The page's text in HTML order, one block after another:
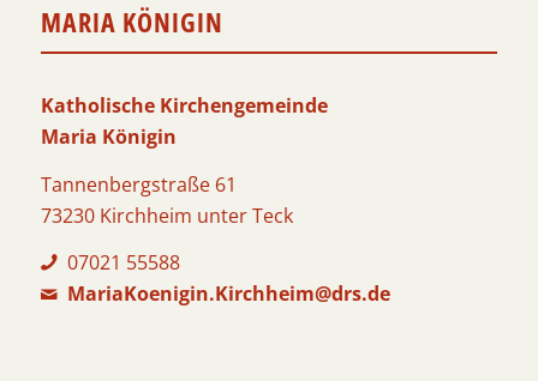
MARIA KÖNIGIN
Katholische Kirchengemeinde
Maria Königin
Tannenbergstraße 61
73230 Kirchheim unter Teck
07021 55588
MariaKoenigin.Kirchheim@drs.de